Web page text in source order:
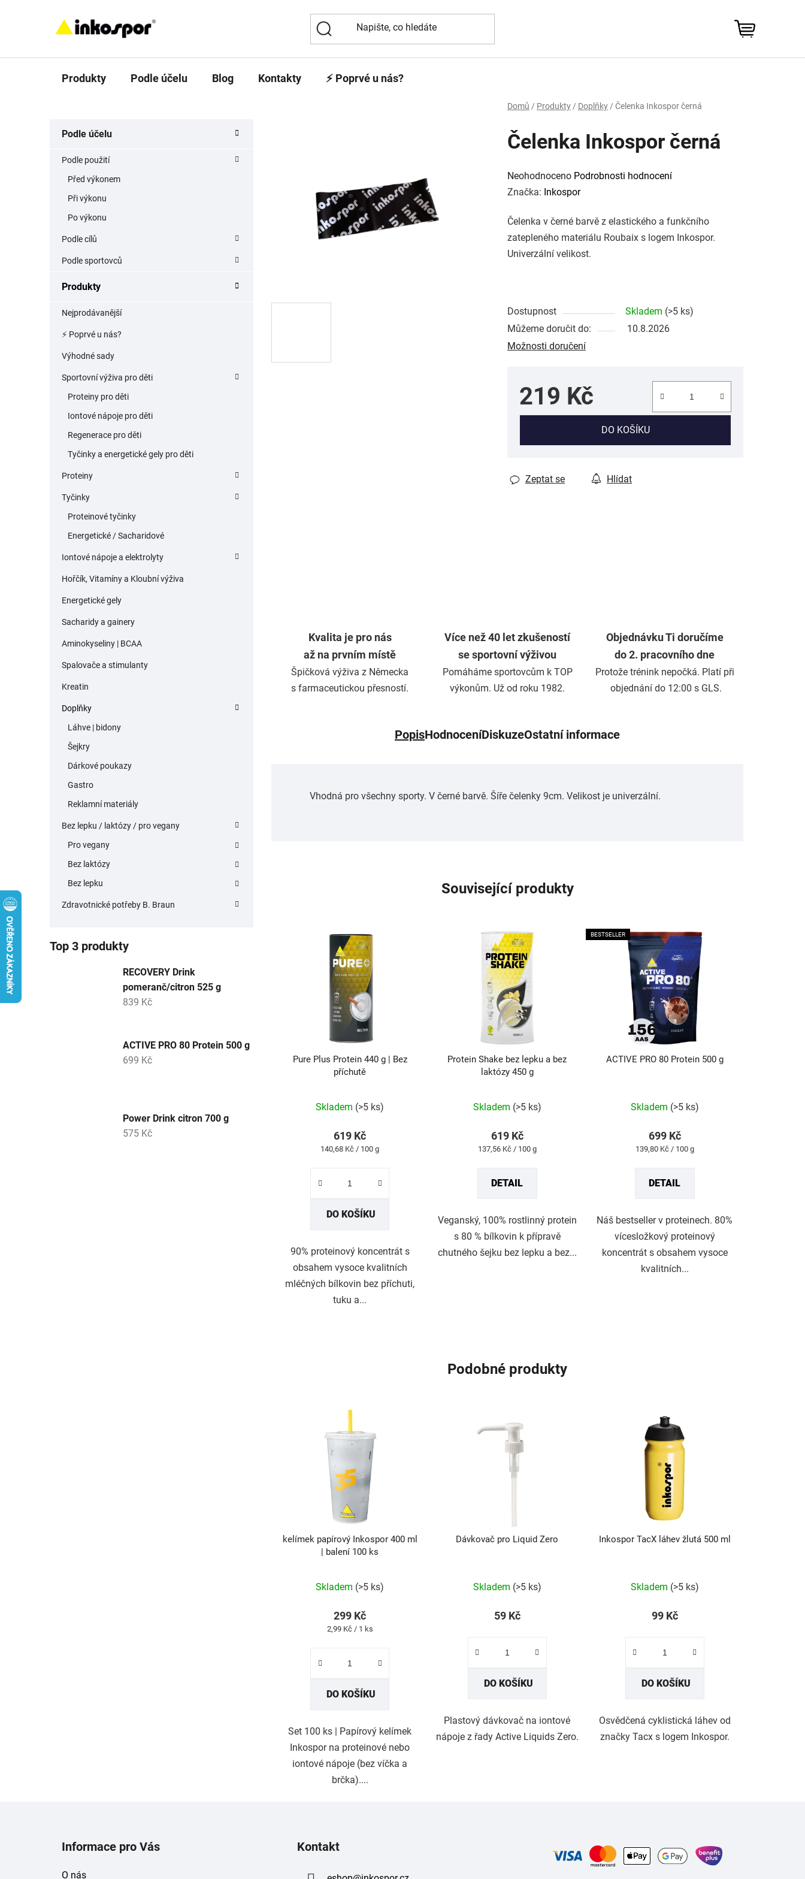
Produkty Podle účelu Blog Kontakty ⚡️ Poprvé u nás?
Domů / Produkty/ Doplňky/ Čelenka Inkospor černá
kategorie
Podle účelu
Podle použití
Před výkonem
Při výkonu
Po výkonu
Podle cílů
Podle sportovců
Produkty
Nejprodávanější
⚡️ Poprvé u nás?
Výhodné sady
Sportovní výživa pro děti
Proteiny pro děti
Iontové nápoje pro děti
Regenerace pro děti
Tyčinky a energetické gely pro děti
Proteiny
Tyčinky
Proteinové tyčinky
Energetické / Sacharidové
Iontové nápoje a elektrolyty
Hořčík, Vitamíny a Kloubní výživa
Energetické gely
Sacharidy a gainery
Aminokyseliny | BCAA
Spalovače a stimulanty
Kreatin
Doplňky
Láhve | bidony
Šejkry
Dárkové poukazy
Gastro
Reklamní materiály
Bez lepku / laktózy / pro vegany
Pro vegany
Bez laktózy
Bez lepku
Zdravotnické potřeby B. Braun
Top 3 produkty
RECOVERY Drink
pomeranč/citron 525 g
839 Kč
ACTIVE PRO 80 Protein 500 g
699 Kč
Power Drink citron 700 g
575 Kč
Čelenka Inkospor černá
hodnocení
produktu
je
0,0
5
hvězdiček.
Neohodnoceno Podrobnosti hodnocení
Značka: Inkospor
Čelenka v černé barvě z elastického a funkčního
zatepleného materiálu Roubaix s logem Inkospor.
Univerzální velikost.
Dostupnost Skladem (>5 ks)
Můžeme doručit do:
10.8.2026
Možnosti doručení
219 Kč
DO KOŠÍKU
Zeptat se Hlídat
Kvalita je pro nás
až na prvním místě
Špičková výživa z Německa
s farmaceutickou přesností.
Více než 40 let zkušeností
se sportovní výživou
Pomáháme sportovcům k TOP
výkonům. Už od roku 1982.
Objednávku Ti doručíme
do 2. pracovního dne
Protože trénink nepočká. Platí při
objednání do 12:00 s GLS.
PopisHodnoceníDiskuzeOstatní informace
Vhodná pro všechny sporty. V černé barvě. Šíře čelenky 9cm. Velikost je univerzální.
Související produkty
Pure Plus Protein 440 g | Bez
příchutě
produktu
hvězdiček.
Skladem (>5 ks)
619 Kč
Měrná
140,68 Kč / 100 g
DO KOŠÍKU
90% proteinový koncentrát s
obsahem vysoce kvalitních
mléčných bílkovin bez příchuti,
tuku a...
Protein Shake bez lepku a bez
laktózy 450 g
produktu
hvězdiček.
Skladem (>5 ks)
619 Kč
Měrná
137,56 Kč / 100 g
DETAIL
Veganský, 100% rostlinný protein
s 80 % bílkovin k přípravě
chutného šejku bez lepku a bez...
BESTSELLER
ACTIVE PRO 80 Protein 500 g
produktu
hvězdiček.
Skladem (>5 ks)
699 Kč
Měrná
139,80 Kč / 100 g
DETAIL
Náš bestseller v proteinech. 80%
vícesložkový proteinový
koncentrát s obsahem vysoce
kvalitních...
Podobné produkty
kelímek papírový Inkospor 400 ml
| balení 100 ks
Skladem (>5 ks)
299 Kč
Měrná
2,99 Kč / 1 ks
DO KOŠÍKU
Set 100 ks | Papírový kelímek
Inkospor na proteinové nebo
iontové nápoje (bez víčka a
brčka)....
Dávkovač pro Liquid Zero
Skladem (>5 ks)
59 Kč
DO KOŠÍKU
Plastový dávkovač na iontové
nápoje z řady Active Liquids Zero.
Inkospor TacX láhev žlutá 500 ml
Skladem (>5 ks)
99 Kč
DO KOŠÍKU
Osvědčená cyklistická láhev od
značky Tacx s logem Inkospor.
Informace pro Vás
O nás
Kontakt